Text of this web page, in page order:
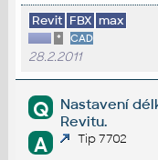
Revit FBX max
* CAD
28.2.2011
Q
Nastavení
Revitu.
A Tip 7702